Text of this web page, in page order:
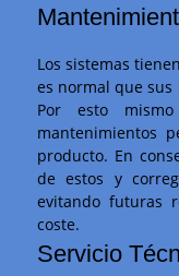
Los sistemas
es normal que
Por esto mismo
mantenimientos
producto. En
de estos y
evitando futuras
coste.
Servicio